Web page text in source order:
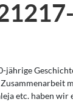
jährige
etc. haben wir